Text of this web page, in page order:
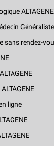
ALTAGENE
Généraliste
sans rendez-
ligne